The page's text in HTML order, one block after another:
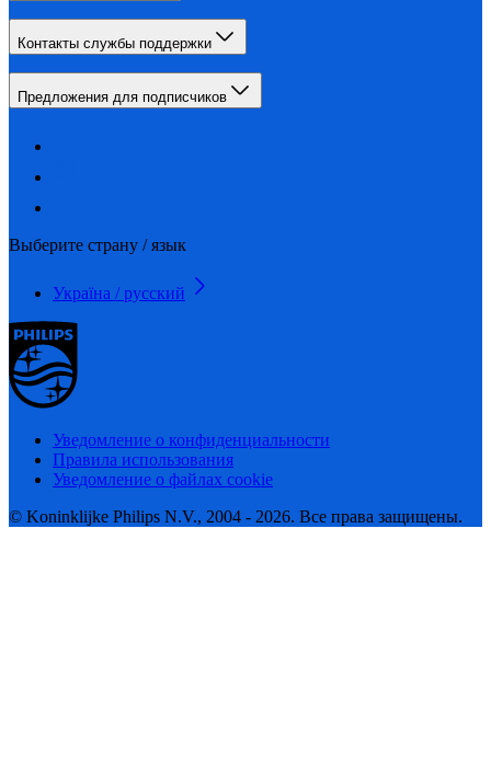
Контакты службы поддержки
Предложения для подписчиков
Выберите страну / язык
Україна / русский
Уведомление о конфиденциальности
Правила использования
Уведомление о файлах cookie
© Koninklijke Philips N.V., 2004 - 2026. Все права защищены.